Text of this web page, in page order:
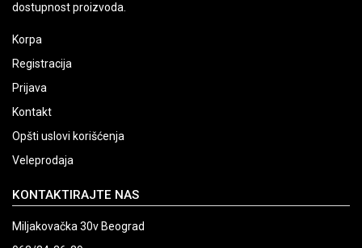
dostupnost proizvoda.
Korpa
Registracija
Prijava
Kontakt
Opšti uslovi korišćenja
Veleprodaja
KONTAKTIRAJTE NAS
Miljakovačka 30v Beograd